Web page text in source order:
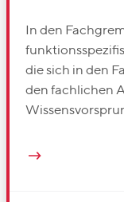
In den
die sich in den
den fachlichen